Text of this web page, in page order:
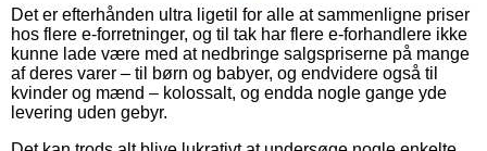
Det er efterhånden ultra ligetil for alle at sammenligne priser
hos flere e-forretninger, og til tak har flere e-forhandlere ikke
kunne lade være med at nedbringe salgspriserne på mange
af deres varer – til børn og babyer, og endvidere også til
kvinder og mænd – kolossalt, og endda nogle gange yde
levering uden gebyr.